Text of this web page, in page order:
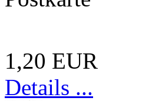
1,20 EUR
Details ...